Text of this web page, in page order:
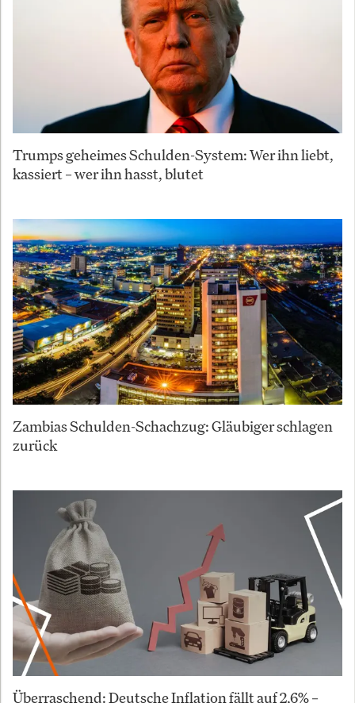
Trumps geheimes Schulden-System: Wer ihn liebt,
kassiert – wer ihn hasst, blutet
Zambias Schulden-Schachzug: Gläubiger schlagen
zurück
Überraschend: Deutsche Inflation fällt auf 2,6% –